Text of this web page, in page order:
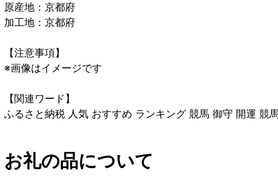
原産地：京都府
加工地：京都府
【注意事項】
※画像はイメージです
【関連ワード】
ふるさと納税 人気 おすすめ ランキング 競馬 御守 開運 競
お礼の品について